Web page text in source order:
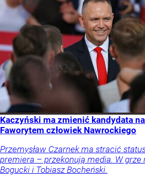
Kaczyński ma zmienić kandydata
Faworytem człowiek Nawrockiego
Przemysław Czarnek ma stracić
premiera – przekonują media. W
Bogucki i Tobiasz Bocheński.